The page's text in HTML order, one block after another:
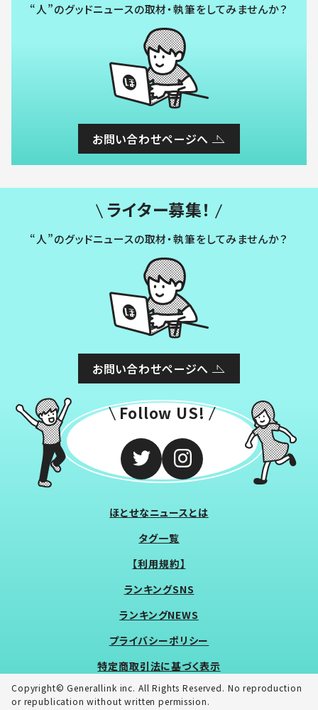
“人”のグッドニュースの取材・執筆をしてみませんか？
お問い合わせページへ
ライター募集！
“人”のグッドニュースの取材・執筆をしてみませんか？
お問い合わせページへ
Follow US!
ほとせなニュースとは
タグ一覧
【利用規約】
ランキングSNS
ランキングNEWS
プライバシーポリシー
特定商取引法に基づく表示
Copyright© Generallink inc. All Rights Reserved. No reproduction
or republication without written permission.